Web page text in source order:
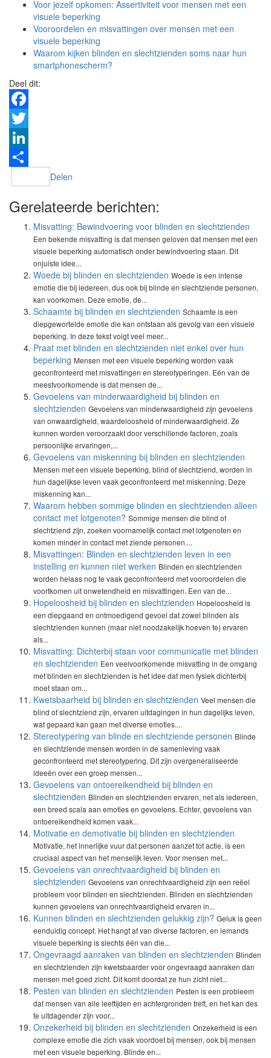
Voor jezelf opkomen: Assertiviteit voor mensen met een
visuele beperking
Vooroordelen en misvattingen over mensen met een
visuele beperking
Waarom kijken blinden en slechtzienden soms naar hun
smartphonescherm?
Deel dit:
Facebook
Twitter
LinkedIn
Delen
Gerelateerde berichten:
Misvatting: Bewindvoering voor blinden en slechtzienden
Een bekende misvatting is dat mensen geloven dat mensen met een
visuele beperking automatisch onder bewindvoering staan. Dit
onjuiste idee...
Woede bij blinden en slechtzienden Woede is een intense
emotie die bij iedereen, dus ook bij blinde en slechtziende personen,
kan voorkomen. Deze emotie, de...
Schaamte bij blinden en slechtzienden Schaamte is een
diepgewortelde emotie die kan ontstaan als gevolg van een visuele
beperking. In deze tekst volgt veel meer...
Praat met blinden en slechtzienden niet enkel over hun
beperking Mensen met een visuele beperking worden vaak
geconfronteerd met misvattingen en stereotyperingen. Eén van de
meestvoorkomende is dat mensen de...
Gevoelens van minderwaardigheid bij blinden en
slechtzienden Gevoelens van minderwaardigheid zijn gevoelens
van onwaardigheid, waardeloosheid of minderwaardigheid. Ze
kunnen worden veroorzaakt door verschillende factoren, zoals
persoonlijke ervaringen,...
Gevoelens van miskenning bij blinden en slechtzienden
Mensen met een visuele beperking, blind of slechtziend, worden in
hun dagelijkse leven vaak geconfronteerd met miskenning. Deze
miskenning kan...
Waarom hebben sommige blinden en slechtzienden alleen
contact met lotgenoten? Sommige mensen die blind of
slechtziend zijn, zoeken voornamelijk contact met lotgenoten en
komen minder in contact met ziende personen....
Misvattingen: Blinden en slechtzienden leven in een
instelling en kunnen niet werken Blinden en slechtzienden
worden helaas nog te vaak geconfronteerd met vooroordelen die
voortkomen uit onwetendheid en misvattingen. Een van de...
Hopeloosheid bij blinden en slechtzienden Hopeloosheid is
een diepgaand en ontmoedigend gevoel dat zowel blinden als
slechtzienden kunnen (maar niet noodzakelijk hoeven te) ervaren
als...
Misvatting: Dichterbij staan voor communicatie met blinden
en slechtzienden Een veelvoorkomende misvatting in de omgang
met blinden en slechtzienden is het idee dat men fysiek dichterbij
moet staan om...
Kwetsbaarheid bij blinden en slechtzienden Veel mensen die
blind of slechtziend zijn, ervaren uitdagingen in hun dagelijks leven,
wat gepaard kan gaan met diverse emoties....
Stereotypering van blinde en slechtziende personen Blinde
en slechtziende mensen worden in de samenleving vaak
geconfronteerd met stereotypering. Dit zijn overgeneraliseerde
ideeën over een groep mensen...
Gevoelens van ontoereikendheid bij blinden en
slechtzienden Blinden en slechtzienden ervaren, net als iedereen,
een breed scala aan emoties en gevoelens. Echter, gevoelens van
ontoereikendheid komen vaak...
Motivatie en demotivatie bij blinden en slechtzienden
Motivatie, het innerlijke vuur dat personen aanzet tot actie, is een
cruciaal aspect van het menselijk leven. Voor mensen met...
Gevoelens van onrechtvaardigheid bij blinden en
slechtzienden Gevoelens van onrechtvaardigheid zijn een reëel
probleem voor blinden en slechtzienden. Blinden en slechtzienden
kunnen gevoelens van onrechtvaardigheid ervaren in...
Kunnen blinden en slechtzienden gelukkig zijn? Geluk is geen
eenduidig concept. Het hangt af van diverse factoren, en iemands
visuele beperking is slechts één van die...
Ongevraagd aanraken van blinden en slechtzienden Blinden
en slechtzienden zijn kwetsbaarder voor ongevraagd aanraken dan
mensen met goed zicht. Dit komt doordat ze hun zicht niet...
Pesten van blinden en slechtzienden Pesten is een probleem
dat mensen van alle leeftijden en achtergronden treft, en het kan des
te uitdagender zijn voor...
Onzekerheid bij blinden en slechtzienden Onzekerheid is een
complexe emotie die zich vaak voordoet bij mensen, ook bij mensen
met een visuele beperking. Blinde en...